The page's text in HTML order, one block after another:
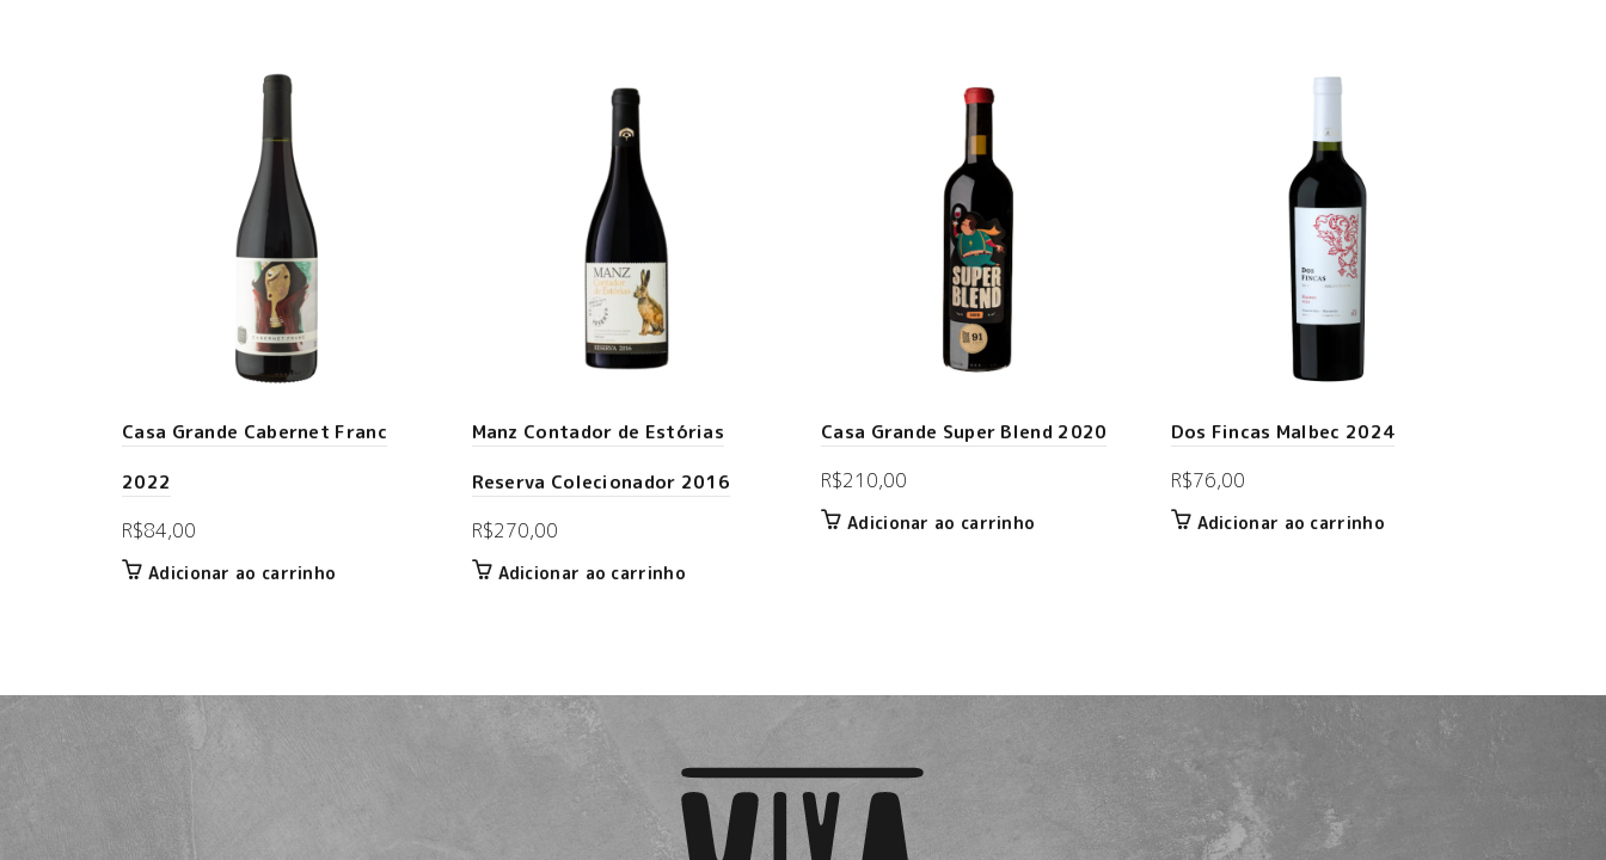
Casa Grande Cabernet Franc
2022
R$84,00
Adicionar ao carrinho
Manz Contador de Estórias
Reserva Colecionador 2016
R$270,00
Adicionar ao carrinho
Casa Grande Super Blend 2020
R$210,00
Adicionar ao carrinho
Dos Fincas Malbec 2024
R$76,00
Adicionar ao carrinho